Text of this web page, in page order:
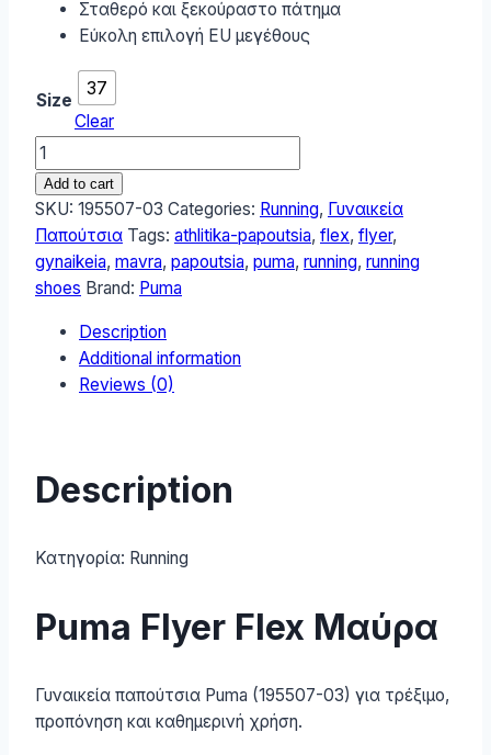
Σταθερό και ξεκούραστο πάτημα
Εύκολη επιλογή EU μεγέθους
Size
37
Clear
Puma
Flyer
Flex
Γυναικεία
Αθλητικά
Παπούτσια
Μαύρα
195507-
Add to cart
SKU: 195507-03 Categories: Running, Γυναικεία
Παπούτσια Tags: athlitika-papoutsia, flex, flyer,
gynaikeia, mavra, papoutsia, puma, running, running
shoes Brand: Puma
Description
Additional information
Reviews (0)
Description
Κατηγορία: Running
Puma Flyer Flex Μαύρα
Γυναικεία παπούτσια Puma (195507-03) για τρέξιμο,
προπόνηση και καθημερινή χρήση.